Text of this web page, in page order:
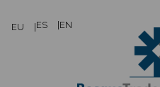
EU ES EN